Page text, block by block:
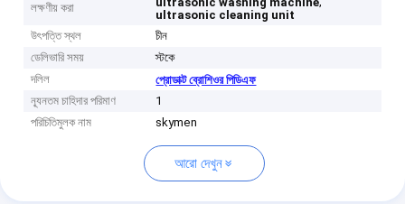
লক্ষণীয় করা
ultrasonic cleaning unit
উৎপত্তি স্থল
চীন
ডেলিভারি সময়
স্টকে
দলিল
প্রোডাক্ট ব্রোশিওর পিডিএফ
ন্যূনতম চাহিদার পরিমাণ
1
পরিচিতিমুলক নাম
skymen
আরো দেখুন